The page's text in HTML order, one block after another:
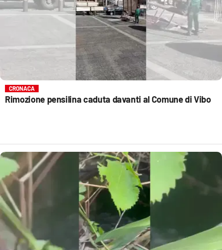
CRONACA
Rimozione pensilina caduta davanti al Comune di Vibo